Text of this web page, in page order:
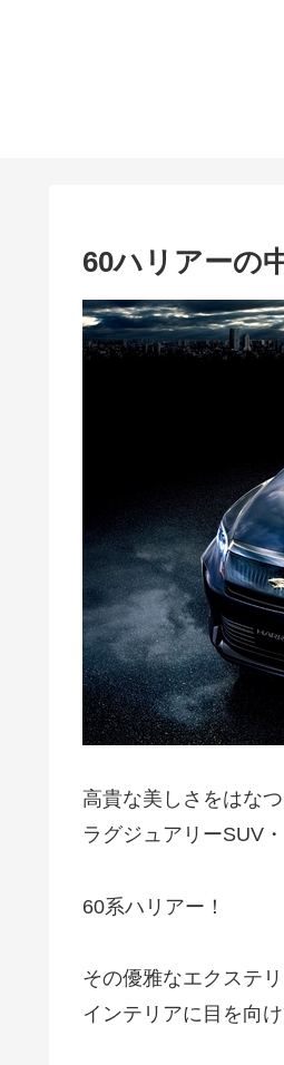
60ハリアーの
高貴な美しさをはなつ
ラグジュアリーSUV・
60系ハリアー！
その優雅なエクステリ
インテリアに目を向